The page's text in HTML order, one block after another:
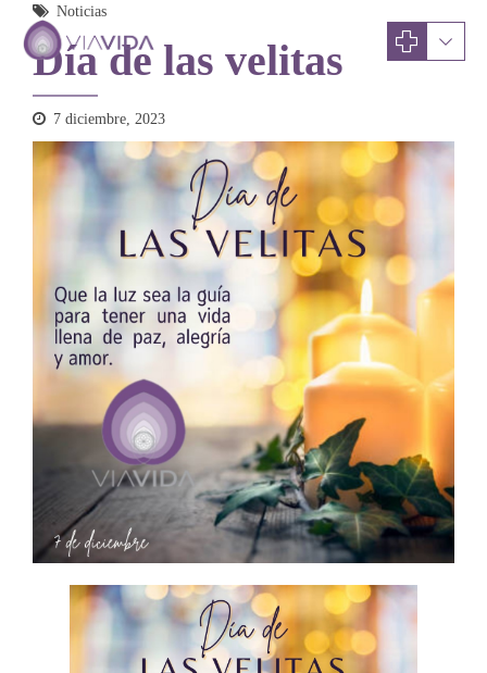
Noticias
Día de las velitas
7 diciembre, 2023